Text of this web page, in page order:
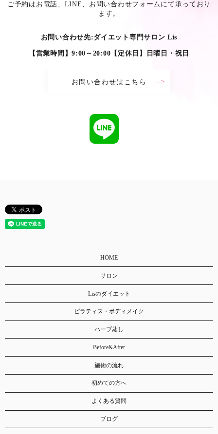
ご予約はお電話、LINE、お問い合わせフォームにて承っており
ます。
お問い合わせ先:ダイエット専門サロン Lis
【営業時間】9:00～20:00【定休日】日曜日・祝日
お問い合わせはこちら
HOME
サロン
Lisのダイエット
ピラティス・ボディメイク
ハーブ蒸し
Before&After
施術の流れ
初めての方へ
よくある質問
ブログ